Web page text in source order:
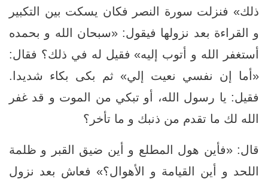
ذلك» فنزلت سورة النصر فكان يسكت بين التكبير
و القراءة بعد نزولها فيقول: «سبحان الله و بحمده
أستغفر الله و أتوب إليه» فقيل له في ذلك؟ فقال:
«أما إن نفسي نعيت إلي» ثم بكى بكاء شديدا.
فقيل: يا رسول الله، أو تبكي من الموت و قد غفر
الله لك ما تقدم من ذنبك و ما تأخر؟
قال: «فأين هول المطلع و أين ضيق القبر و ظلمة
اللحد و أين القيامة و الأهوال؟» فعاش بعد نزول